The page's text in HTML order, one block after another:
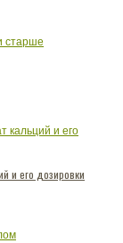
и его дозировки